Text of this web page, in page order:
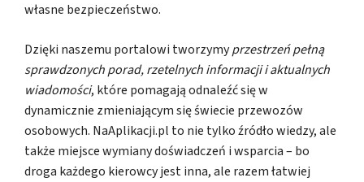
własne bezpieczeństwo.
Dzięki naszemu portalowi tworzymyprzestrzeń pełną
sprawdzonych porad, rzetelnych informacji i aktualnych
wiadomości, które pomagają odnaleźć się w
dynamicznie zmieniającym się świecie przewozów
osobowych. NaAplikacji.pl to nie tylko źródło wiedzy, ale
także miejsce wymiany doświadczeń i wsparcia – bo
droga każdego kierowcy jest inna, ale razem łatwiej